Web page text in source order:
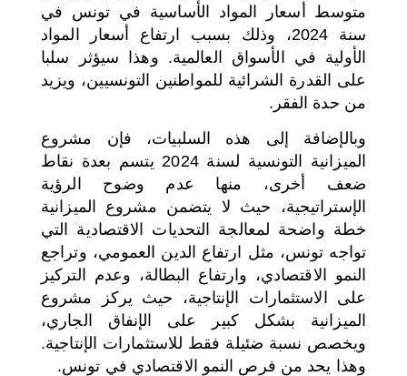
متوسط أسعار المواد الأساسية في تونس في
سنة 2024، وذلك بسبب ارتفاع أسعار المواد
الأولية في الأسواق العالمية. وهذا سيؤثر سلبا
على القدرة الشرائية للمواطنين التونسيين، ويزيد
من حدة الفقر.
وبالإضافة إلى هذه السلبيات، فإن مشروع
الميزانية التونسية لسنة 2024 يتسم بعدة نقاط
ضعف أخرى، منها عدم وضوح الرؤية
الإستراتيجية، حيث لا يتضمن مشروع الميزانية
خطة واضحة لمعالجة التحديات الاقتصادية التي
تواجه تونس، مثل ارتفاع الدين العمومي، وتراجع
النمو الاقتصادي، وارتفاع البطالة، وعدم التركيز
على الاستثمارات الإنتاجية، حيث يركز مشروع
الميزانية بشكل كبير على الإنفاق الجاري،
ويخصص نسبة ضئيلة فقط للاستثمارات الإنتاجية.
وهذا يحد من فرص النمو الاقتصادي في تونس.